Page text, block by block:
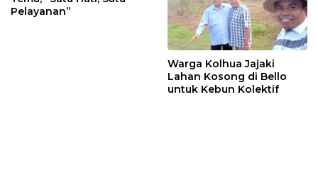
Pelayanan”
Warga Kolhua Jajaki
Lahan Kosong di Bello
untuk Kebun Kolektif